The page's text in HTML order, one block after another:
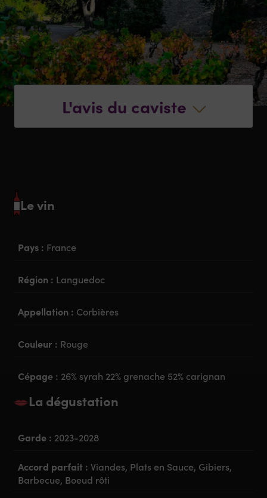
L'avis du caviste
Le vin
Pays : France
Région : Languedoc
Appellation : Corbières
Couleur : Rouge
Cépage : 26% syrah 22% grenache 52% carignan
La dégustation
Garde : 2023-2028
Accord parfait :Viandes, Plats en Sauce, Gibiers,
Barbecue, Boeud rôti